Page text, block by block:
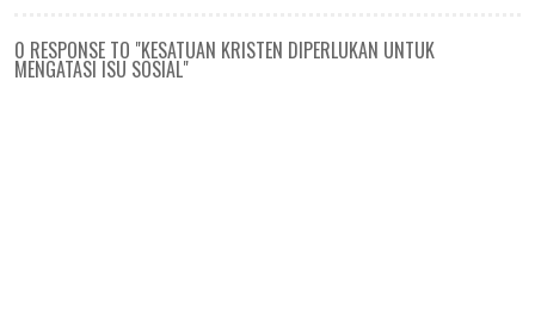
0 RESPONSE TO "KESATUAN KRISTEN DIPERLUKAN UNTUK
MENGATASI ISU SOSIAL"